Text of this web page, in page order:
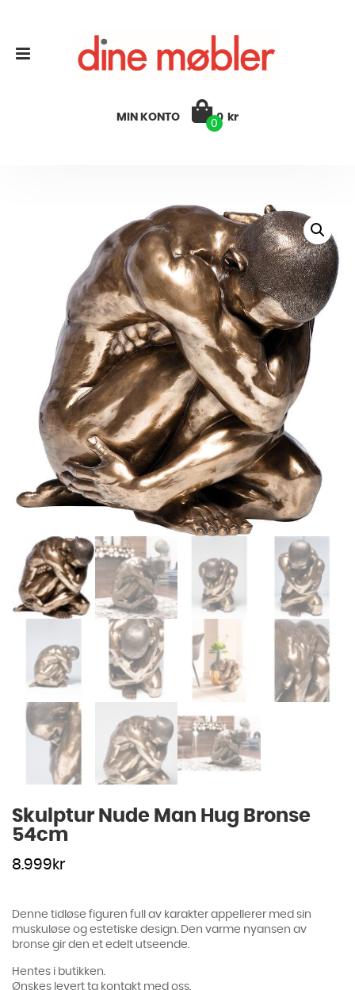
MIN KONTO
0
0 kr
Skulptur Nude Man Hug Bronse
54cm
8.999 kr
Denne tidløse figuren full av karakter appellerer med sin
muskuløse og estetiske design. Den varme nyansen av
bronse gir den et edelt utseende.
Hentes i butikken.
Ønskes levert ta kontakt med oss.